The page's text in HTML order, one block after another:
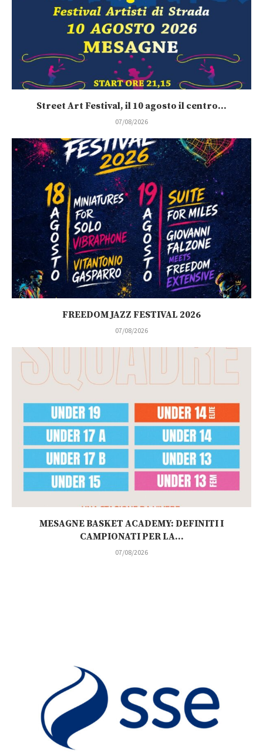
Street Art Festival, il 10 agosto il centro...
07/08/2026
FREEDOM JAZZ FESTIVAL 2026
07/08/2026
MESAGNE BASKET ACADEMY: DEFINITI I
CAMPIONATI PER LA...
07/08/2026